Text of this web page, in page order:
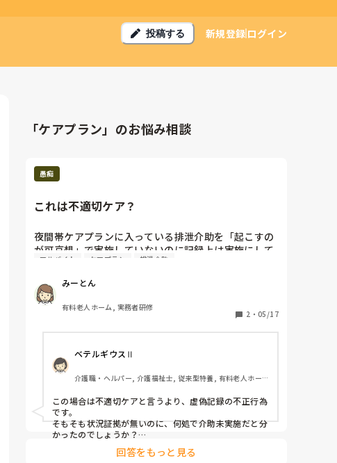
投稿する 新規登録ログイン
「ケアプラン」のお悩み相談
愚痴
これは不適切ケア？
夜間帯ケアプランに入っている排泄介助を「起こすの
が可哀想」で実施していないのに記録上は実施にして
いるバイトがいる。
ら上長に報告しても、また同じことがあったら教えて
って言われるだけ。
私も加担してることになる…？どこに相談したらいい
の…？
アルバイト ケアプラン 排泄介助
みーとん
有料老人ホーム, 実務者研修
2 ・ 05/17
ベテルギウスⅡ
介護職・ヘルパー, 介護福祉士, 従来型特養, 有料老人ホー
修, 実務者研修, ユニット型特養
この場合は不適切ケアと言うより、虚偽記録の不正行為
です。
そもそも状況証拠が無いのに、何処で介助未実施だと分
かったのでしょうか？
サラッと流した上長の対応にも問題が有りますが、まず
は動かぬ証拠を見つけて改めて上長に報告、相談した方
回答をもっと見る